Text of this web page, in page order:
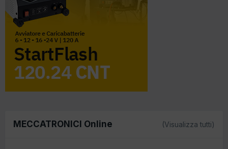
MECCATRONICI Online (Visualizza tutti)